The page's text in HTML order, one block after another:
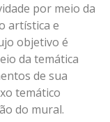
por meio da
artística e
objetivo é
da temática
de sua
temático
do mural.